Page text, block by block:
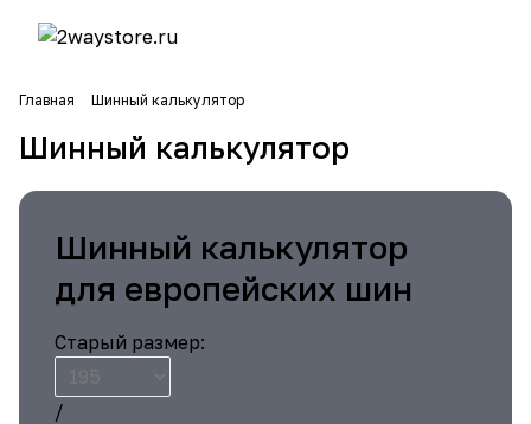
Главная Шинный калькулятор
Шинный калькулятор
Шинный калькулятор
для европейских шин
Старый размер:
/